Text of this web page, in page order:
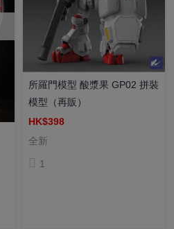
所羅門模型 酸漿果 GP02 拼裝
模型（再販）
HK$398
全新
1